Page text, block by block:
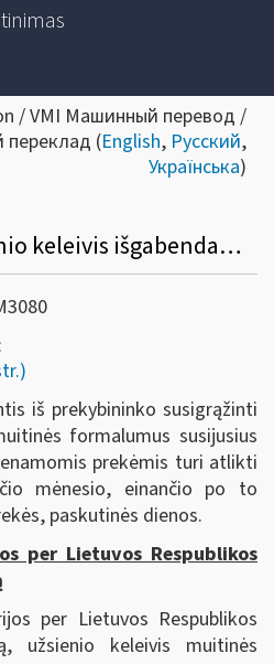
/ VMI Машинный перевод /
(English, Русский,
Українська)
Ką turi atlikti užsienio keleivis išgabendamas prekes iš ES teritorijos?
iš prekybininko susigrąžinti
formalumus susijusius
prekėmis turi atlikti
mėnesio, einančio po to
paskutinės dienos.
per Lietuvos Respublikos
per Lietuvos Respublikos
užsienio keleivis muitinės